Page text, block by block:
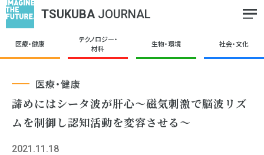
TSUKUBA JOURNAL
医療・健康
テクノロジー・
材料
生物・環境 社会・文化
医療・健康
諦めにはシータ波が肝心〜磁気刺激で脳波リズ
ムを制御し認知活動を変容させる〜
2021.11.18